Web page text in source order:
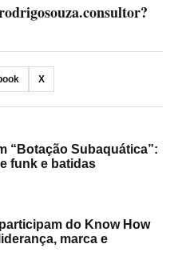
X
“Botação Subaquática”:
funk e batidas
do Know How
marca e